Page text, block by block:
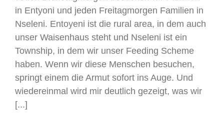
in Entyoni und jeden Freitagmorgen Familien in
Nseleni. Entoyeni ist die rural area, in dem auch
unser Waisenhaus steht und Nseleni ist ein
Township, in dem wir unser Feeding Scheme
haben. Wenn wir diese Menschen besuchen,
springt einem die Armut sofort ins Auge. Und
wiedereinmal wird mir deutlich gezeigt, was wir
[...]